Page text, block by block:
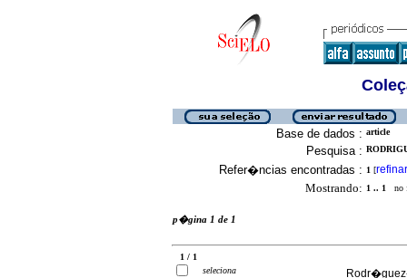
Base de dados : article
Pesquisa :
Refer�ncias encontradas : 1 [refinar
Mostrando: 1 .. 1 no
p�gina 1 de 1
1 / 1
seleciona